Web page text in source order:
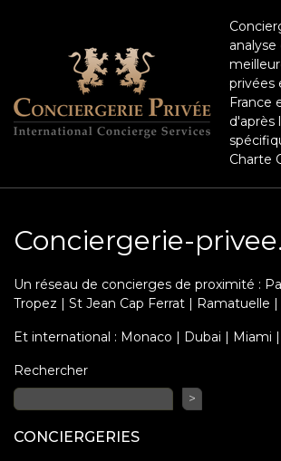
privées
France
d'après
Charte
Conciergerie-
Un réseau de concierges de proximité :
Tropez | St Jean Cap Ferrat | Ramatuelle |
Et international : Monaco | Dubai | Miami
Rechercher
>
CONCIERGERIES